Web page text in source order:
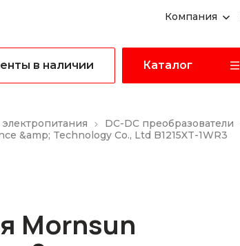
Компания
в наличии Каталог
DC-DC преобразователи
&amp; Technology Co., Ltd B1215XT-1WR3
Mornsun